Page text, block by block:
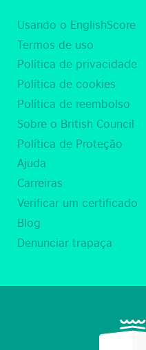
Usando o EnglishScore
Termos de uso
Política de privacidade
Política de cookies
Política de reembolso
Sobre o British Council
Política de Proteção
Ajuda
Carreiras
Verificar um certificado
Blog
Denunciar trapaça